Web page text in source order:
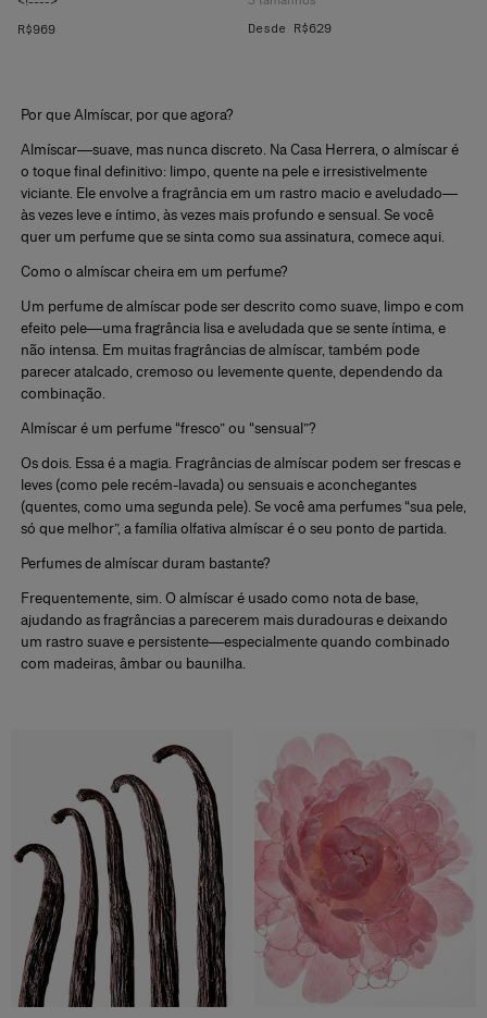
R$969
Desde R$629
Por que Almíscar, por que agora?
Almíscar—suave, mas nunca discreto. Na Casa Herrera, o almíscar é
o toque final definitivo: limpo, quente na pele e irresistivelmente
viciante. Ele envolve a fragrância em um rastro macio e aveludado—
às vezes leve e íntimo, às vezes mais profundo e sensual. Se você
quer um perfume que se sinta como sua assinatura, comece aqui.
Como o almíscar cheira em um perfume?
Um perfume de almíscarpode ser descrito como suave, limpo e com
efeito pele—uma fragrância lisa e aveludada que se sente íntima, e
não intensa. Em muitasfragrâncias de almíscar, também pode
pareceratalcado, cremoso ou levemente quente, dependendo da
combinação.
Almíscar é um perfume “fresco” ou “sensual”?
Os dois. Essa é a magia. Fragrâncias de almíscarpodem serfrescas e
leves(como pele recém-lavada) ou sensuais e aconchegantes
(quentes, como uma segunda pele). Se você ama perfumes “sua pele,
só que melhor”, afamília olfativa almíscaré o seu ponto de partida.
Perfumes de almíscar duram bastante?
Frequentemente, sim. O almíscar é usado como nota de base,
ajudando as fragrâncias a parecerem mais duradourase deixando
um rastro suave e persistente—especialmente quando combinado
com madeiras, âmbar ou baunilha.